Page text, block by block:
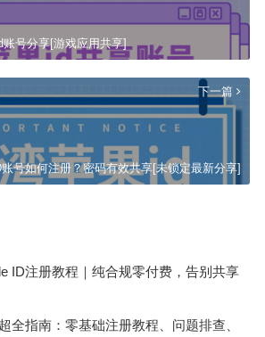
账号分享[游戏应用共享]
下一篇
号如何注册？密码有效共享[未锁定最新分享]
ID注册教程｜纯合规零付费，告别共享
全指南：零基础注册教程、问题排查、